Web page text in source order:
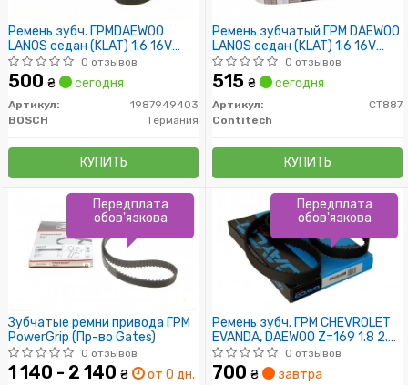
Ремень зубч. ГРМDAEWOO
LANOS седан (KLAT) 1.6 16V
Z=127 CHEVROLET LACETTI
седан 1.6 (пр-во Bosch)
0 отзывов
500 ₴ сегодня
Артикул:
1987949403
BOSCH
Германия
КУПИТЬ
Ремень зубчатый ГРМ DAEWOO
LANOS седан (KLAT) 1.6 16V
CHEVROLET LACETTI седан 1.6
(Пр-во ContiTech)
0 отзывов
515 ₴ сегодня
Артикул:
CT887
Contitech
КУПИТЬ
Зубчатые ремни привода ГРМ
PowerGrip (Пр-во Gates)
0 отзывов
1 140 - 2 140 ₴ от 0 дн.
Передплата
обов'язкова
Ремень зубч. ГРМ CHEVROLET
EVANDA, DAEWOO Z=169 1.8 2.0
(пр-во DAYCO)0 отзывов
700 ₴ завтра
Передплата
обов'язкова